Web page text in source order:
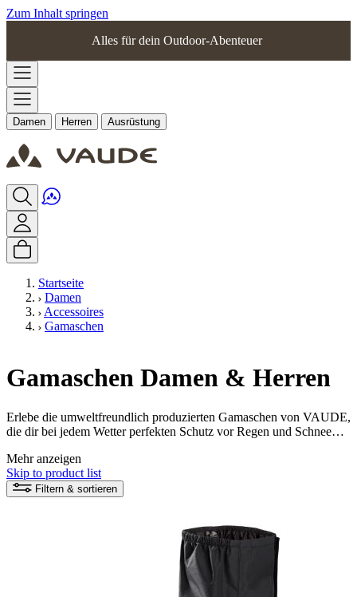
Zum Inhalt springen
Alles für dein Outdoor-Abenteuer
Damen Herren Ausrüstung
Startseite
Damen
Accessoires
Gamaschen
Gamaschen Damen & Herren
Erlebe die umweltfreundlich produzierten Gamaschen von VAUDE,
die dir bei jedem Wetter perfekten Schutz vor Regen und Schnee
genieße deine Outdoor-Abenteuer mit trockenen Füßen.
Mehr anzeigen
Skip to product list
Filtern & sortieren